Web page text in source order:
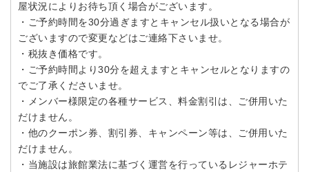
屋状況によりお待ち頂く場合がございます。
・ご予約時間を30分過ぎますとキャンセル扱いとなる場合が
ございますので変更などはご連絡下さいませ。
・税抜き価格です。
・ご予約時間より30分を超えますとキャンセルとなりますの
でご了承くださいませ。
・メンバー様限定の各種サービス、料金割引は、ご併用いた
だけません。
・他のクーポン券、割引券、キャンペーン等は、ご併用いた
だけません。
・当施設は旅館業法に基づく運営を行っているレジャーホテ